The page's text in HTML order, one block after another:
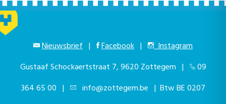
Nieuwsbrief | Facebook |
Instagram
Gustaaf Schockaertstraat 7, 9620 Zottegem |
09
364 65 00 | info@zottegem.be | Btw BE 0207